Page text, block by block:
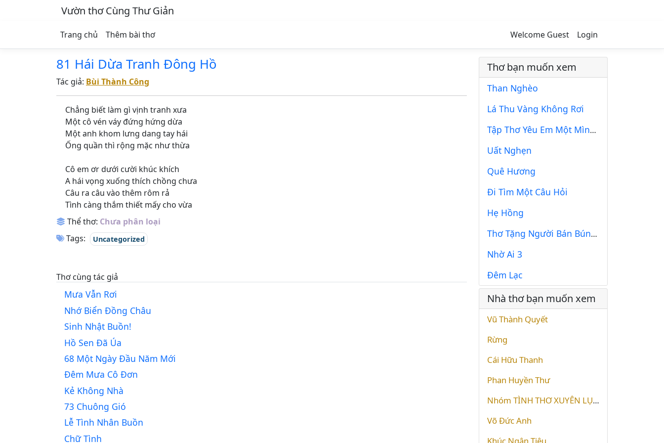
Vườn thơ Cùng Thư Giản
Trang chủ Thêm bài thơ Welcome Guest Login
81 Hái Dừa Tranh Đông Hồ
Tác giả: Bùi Thành Công
Chẳng biết làm gì vịnh tranh xưa
Một cô vén váy đứng hứng dừa
Một anh khom lưng dang tay hái
Ống quần thì rộng mặc như thừa
Cô em ơr dưới cười khúc khích
A hái vọng xuống thích chồng chưa
Câu ra câu vào thêm rôm rả
Tình càng thắm thiết mấy cho vừa
Thể thơ: Chưa phân loại
Tags:
Uncategorized
Thơ cùng tác giả
Mưa Vẫn Rơi
Nhớ Biển Đồng Châu
Sinh Nhật Buồn!
Hồ Sen Đã Úa
68 Một Ngày Đầu Năm Mới
Đêm Mưa Cô Đơn
Kẻ Không Nhà
73 Chuông Gió
Lễ Tình Nhân Buồn
Chữ Tình
Thơ bạn muốn xem
Than Nghèo
Lá Thu Vàng Không Rơi
Tập Thơ Yêu Em Một Mình 152
Uất Nghẹn
Quê Hương
Đi Tìm Một Câu Hỏi
Hẹ Hồng
Thơ Tặng Người Bán Bún Năm Xưa
Nhờ Ai 3
Đêm Lạc
Nhà thơ bạn muốn xem
Vũ Thành Quyết
Rừng
Cái Hữu Thanh
Phan Huyền Thư
Nhóm TÌNH THƠ XUYÊN LỤC ĐIẠ
Võ Đức Anh